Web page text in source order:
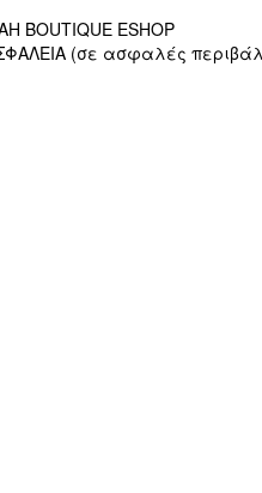
BOUTIQUE ESHOP
(σε ασφαλές